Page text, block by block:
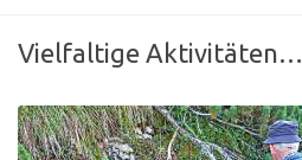
Vielfaltige Aktivitäten…